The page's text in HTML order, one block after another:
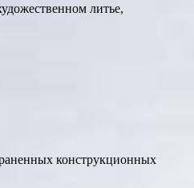
литье,
конструкционных